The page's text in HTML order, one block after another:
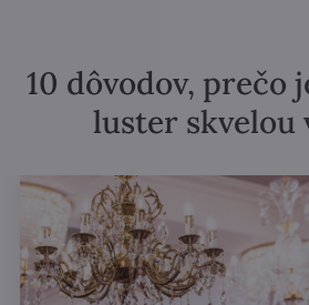
10 dôvodov, prečo
luster skvelou